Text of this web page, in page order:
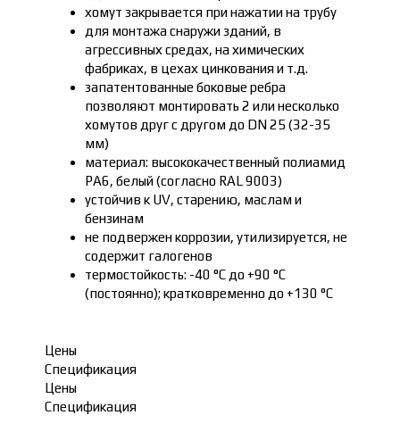
хомут закрывается при нажатии на трубу
для монтажа снаружи зданий, в
агрессивных средах, на химических
фабриках, в цехах цинкования и т.д.
запатентованные боковые ребра
позволяют монтировать 2 или несколько
хомутов друг с другом до DN 25 (32-35
мм)
материал: высококачественный полиамид
PA6, белый (согласно RAL 9003)
устойчив к UV, старению, маслам и
бензинам
не подвержен коррозии, утилизируется, не
содержит галогенов
термостойкость: -40 °C до +90 °C
(постоянно); кратковременно до +130 °C
Цены
Спецификация
Цены
Спецификация